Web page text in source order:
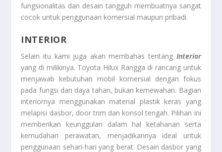
fungsionalitas dan desain tangguh membuatnya sangat
cocok untuk penggunaan komersial maupun pribadi.
INTERIOR
Selain itu kami juga akan membahas tentang Interior
yang di milikinya. Toyota Hilux Rangga di rancang untuk
menjawab kebutuhan mobil komersial dengan fokus
pada fungsi dan daya tahan, bukan kemewahan. Bagian
interiornya menggunakan material plastik keras yang
melapisi dasbor, door trim dan konsol tengah. Pilihan ini
memberikan keunggulan dalam hal ketahanan serta
kemudahan perawatan, menjadikannya ideal untuk
penggunaan sehari-hari yang berat. Desain dasbor yang